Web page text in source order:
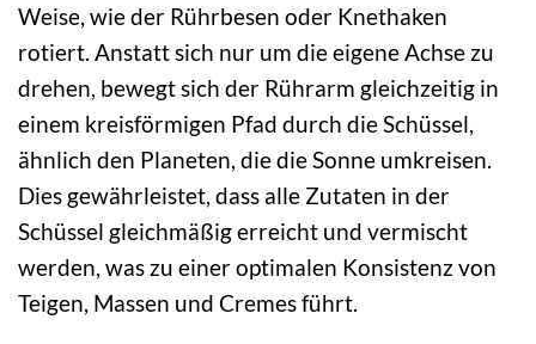
Weise, wie der Rührbesen oder Knethaken
rotiert. Anstatt sich nur um die eigene Achse zu
drehen, bewegt sich der Rührarm gleichzeitig in
einem kreisförmigen Pfad durch die Schüssel,
ähnlich den Planeten, die die Sonne umkreisen.
Dies gewährleistet, dass alle Zutaten in der
Schüssel gleichmäßig erreicht und vermischt
werden, was zu einer optimalen Konsistenz von
Teigen, Massen und Cremes führt.